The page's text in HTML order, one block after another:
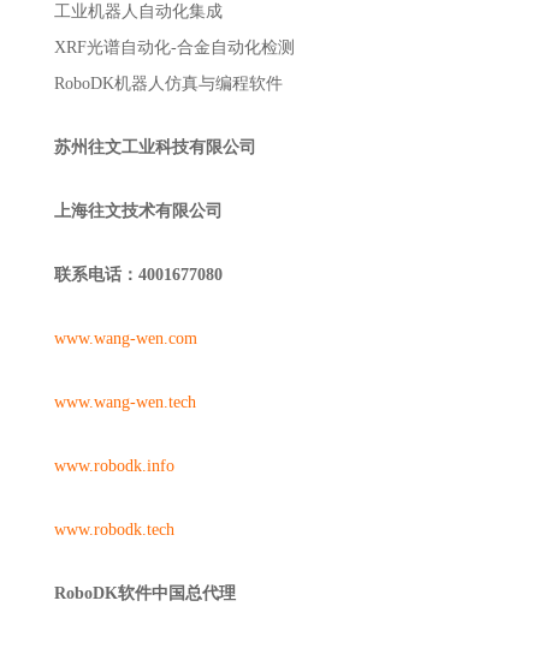
工业机器人自动化集成
XRF光谱自动化-合金自动化检测
RoboDK机器人仿真与编程软件
苏州往文工业科技有限公司
上海往文技术有限公司
联系电话：4001677080
www.wang-wen.com
www.wang-wen.tech
www.robodk.info
www.robodk.tech
RoboDK软件中国总代理